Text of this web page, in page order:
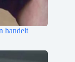
handelt